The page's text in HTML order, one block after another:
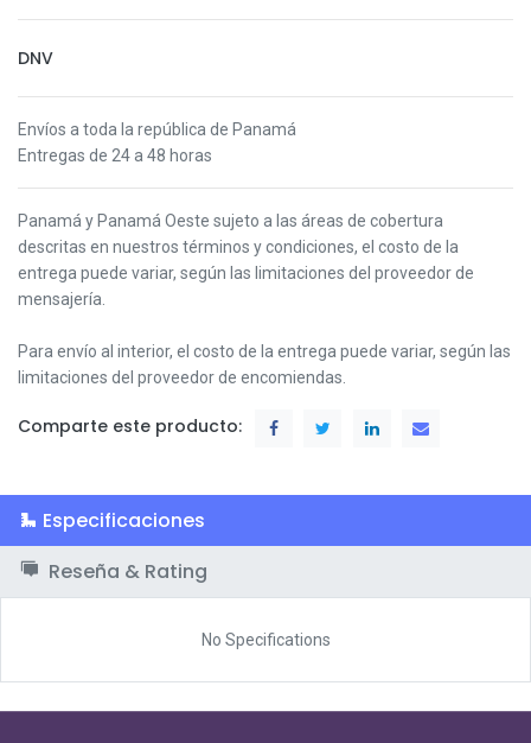
DNV
Envíos a toda la república de Panamá
Entregas de 24 a 48 horas
Panamá y Panamá Oeste sujeto a las áreas de cobertura
descritas en nuestros términos y condiciones, el costo de la
entrega puede variar, según las limitaciones del proveedor de
mensajería.
Para envío al interior, el costo de la entrega puede variar, según las
limitaciones del proveedor de encomiendas.
Comparte este producto:
Especificaciones
Reseña & Rating
No Specifications